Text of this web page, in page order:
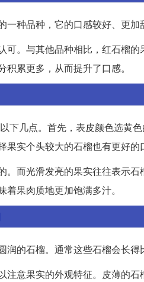
种品种，它的口感较好、更加
。与其他品种相比，红石榴
累更多，从而提升了口感。
几点。首先，表皮颜色选黄
实个头较大的石榴也有更好的
而光滑发亮的果实往往表示
果肉质地更加饱满多汁。
的石榴。通常这些石榴会长得
意果实的外观特征。皮薄的